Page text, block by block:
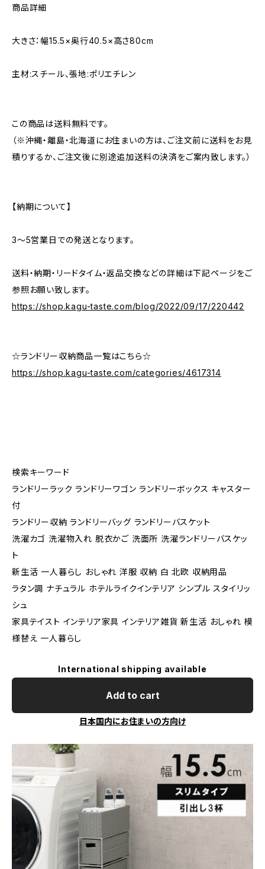
商品詳細
大きさ：幅15.5×奥行40.5×高さ80cm
主材:スチール、張地:ポリエチレン
この商品は送料無料です。
（※沖縄・離島・北海道にお住まいの方は、ご注文前に送料をお見
積りするか、ご注文後に別途追加送料の決済をご案内致します。）
【納期について】
3〜5営業日での発送となります。
送料・納期・リードタイム・返品交換などの詳細は下記ページをご
参照お願い致します。
https://shop.kagu-taste.com/blog/2022/09/17/220442
☆ランドリー収納商品一覧はこちら☆
https://shop.kagu-taste.com/categories/4617314
検索キーワード
ランドリーラック ランドリーワゴン ランドリーボックス キャスター
付
ランドリー収納 ランドリーバッグ ランドリーバスケット
洗濯カゴ 洗濯物入れ 脱衣かご 洗面所 洗濯ランドリーバスケッ
ト
新生活 一人暮らし おしゃれ 洋服 収納 白 北欧 収納用品
ラタン調 ナチュラル ホテルライクインテリア シンプル スタイリッ
シュ
家具テイスト インテリア家具 インテリア雑貨 新生活 おしゃれ 模
様替え 一人暮らし
International shipping available
Add to cart
日本国内にお住まいの方向け